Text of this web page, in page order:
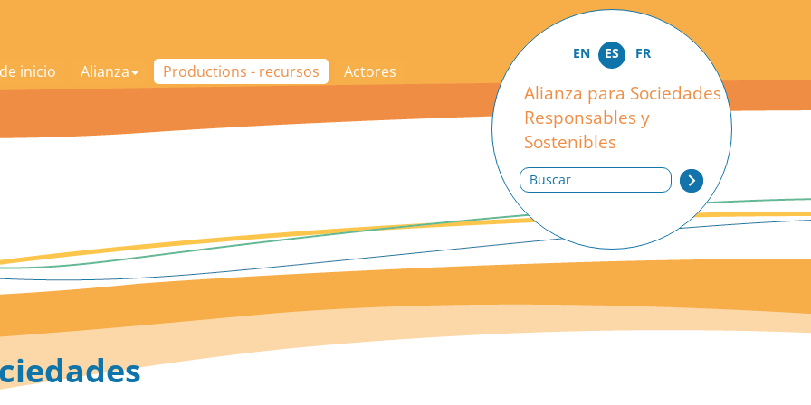
inicio Alianza Productions - recursos Actores
Buscar
EN ES FR
Alianza para Sociedades
Responsables y
Sostenibles